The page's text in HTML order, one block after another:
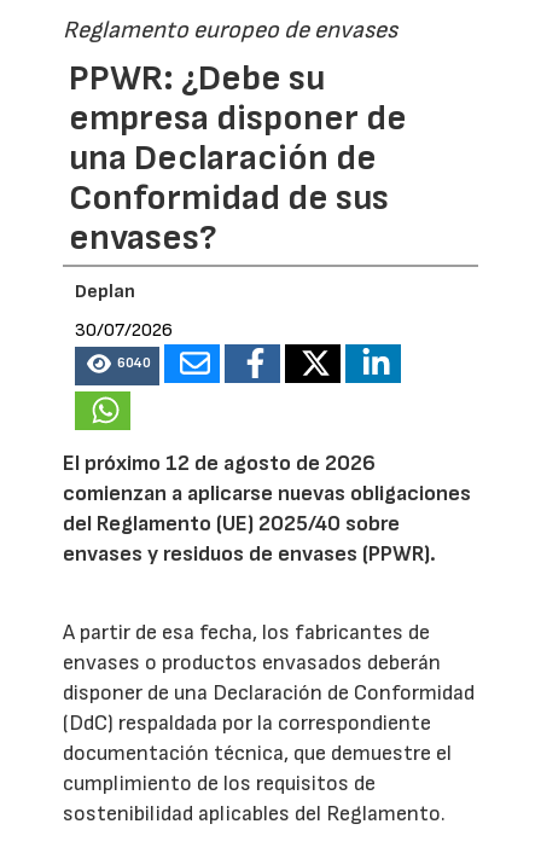
Reglamento europeo de envases
PPWR: ¿Debe su
empresa disponer de
una Declaración de
Conformidad de sus
envases?
Deplan
30/07/2026
6040
El próximo 12 de agosto de 2026
comienzan a aplicarse nuevas obligaciones
del Reglamento (UE) 2025/40 sobre
envases y residuos de envases (PPWR).
A partir de esa fecha, los fabricantes de
envases o productos envasados deberán
disponer de una Declaración de Conformidad
(DdC) respaldada por la correspondiente
documentación técnica, que demuestre el
cumplimiento de los requisitos de
sostenibilidad aplicables del Reglamento.